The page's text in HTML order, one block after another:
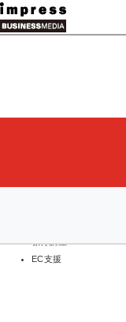
メ
イ
ン
ツ
移
教育講座
EC支援